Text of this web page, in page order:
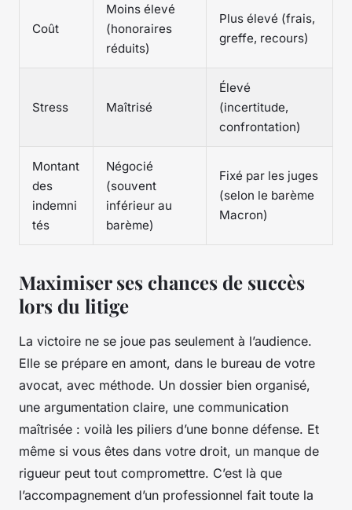
Coût
Moins élevé
(honoraires
réduits)
Plus élevé (frais,
greffe, recours)
Stress Maîtrisé
Élevé
(incertitude,
confrontation)
Montant
des
indemni
tés
Négocié
(souvent
inférieur au
barème)
Fixé par les juges
(selon le barème
Macron)
Maximiser ses chances de succès
lors du litige
La victoire ne se joue pas seulement à l’audience.
Elle se prépare en amont, dans le bureau de votre
avocat, avec méthode. Un dossier bien organisé,
une argumentation claire, une communication
maîtrisée : voilà les piliers d’une bonne défense. Et
même si vous êtes dans votre droit, un manque de
rigueur peut tout compromettre. C’est là que
l’accompagnement d’un professionnel fait toute la